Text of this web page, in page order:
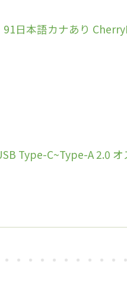
日本語カナあり
Type-C~Type-A 2.0 オ